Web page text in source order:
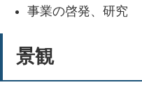
事業の啓発、研究
景観